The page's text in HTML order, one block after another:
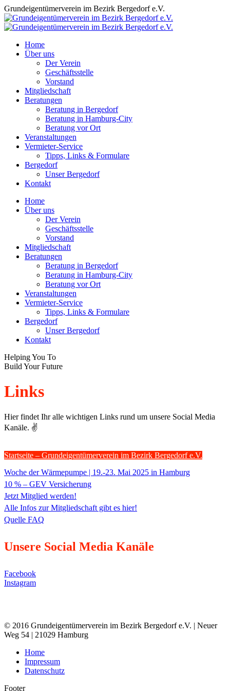
Zum
Inhalt
springen
Grundeigentümerverein im Bezirk Bergedorf e.V.
Home
Über uns
Der Verein
Geschäftsstelle
Vorstand
Mitgliedschaft
Beratungen
Beratung in Bergedorf
Beratung in Hamburg-City
Beratung vor Ort
Veranstaltungen
Vermieter-Service
Tipps, Links & Formulare
Bergedorf
Unser Bergedorf
Kontakt
Facebook
page
window
Instagram
page
window
Home
Über uns
Der Verein
Geschäftsstelle
Vorstand
Mitgliedschaft
Beratungen
Beratung in Bergedorf
Beratung in Hamburg-City
Beratung vor Ort
Veranstaltungen
Vermieter-Service
Tipps, Links & Formulare
Bergedorf
Unser Bergedorf
Kontakt
Helping You To
Build Your Future
Links
Hier findet Ihr alle wichtigen Links rund um unsere Social Media
Kanäle. ✌️
Startseite – Grundeigentümerverein im Bezirk Bergedorf e.V.
Woche der Wärmepumpe | 19.-23. Mai 2025 in Hamburg
10 % – GEV Versicherung
Jetzt Mitglied werden!
Alle Infos zur Mitgliedschaft gibt es hier!
Quelle FAQ
Unsere Social Media Kanäle
Facebook
Instagram
© 2016 Grundeigentümerverein im Bezirk Bergedorf e.V. | Neuer
Weg 54 | 21029 Hamburg
Home
Impressum
Datenschutz
Footer